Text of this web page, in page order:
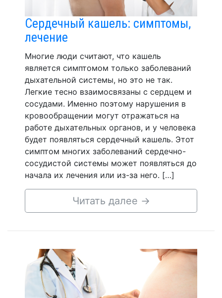
Сердечный кашель: симптомы,
лечение
Многие люди считают, что кашель
является симптомом только заболеваний
дыхательной системы, но это не так.
Легкие тесно взаимосвязаны с сердцем и
сосудами. Именно поэтому нарушения в
кровообращении могут отражаться на
работе дыхательных органов, и у человека
будет появляться сердечный кашель. Этот
симптом многих заболеваний сердечно-
сосудистой системы может появляться до
начала их лечения или из-за него. […]
Читать далее →